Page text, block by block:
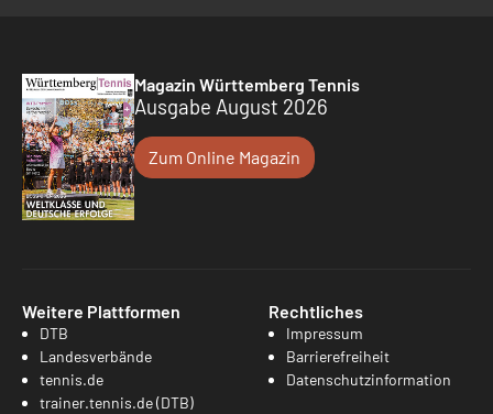
Magazin Württemberg Tennis
Ausgabe August 2026
Zum Online Magazin
Weitere Plattformen
DTB
Landesverbände
tennis.de
trainer.tennis.de (DTB)
Rechtliches
Impressum
Barrierefreiheit
Datenschutzinformation